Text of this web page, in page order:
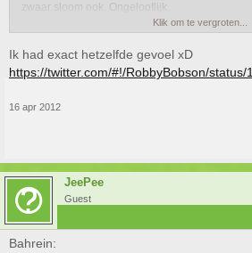
zwaar sloom ook. Ongelooflijk.
sterk gereden. En Norbert Haug, wat een held
Klik om te vergroten...
Ik had exact hetzelfde gevoel xD
https://twitter.com/#!/RobbyBobson/
16 apr 2012
JeePee
Guest
Bahrein: